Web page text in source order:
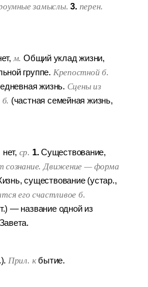
замыслы. 3. перен.
м. Общий уклад жизни,
группе. Крепостной б.
жизнь. Сцены из
(частная семейная жизнь,
нет, ср. 1. Существование,
сознание. Движение — форма
существование (устар.,
его счастливое б.
— название одной из
Прил. кбытие.